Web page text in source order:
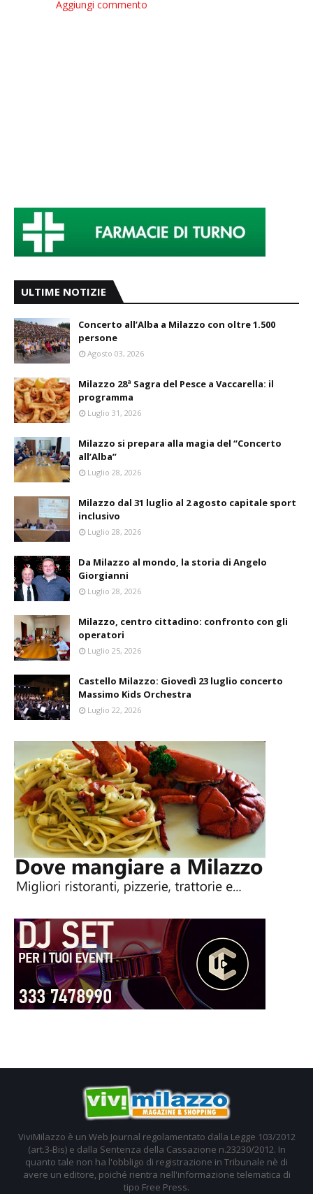
Aggiungi commento
ULTIME NOTIZIE
Concerto all’Alba a Milazzo con oltre 1.500
persone
Agosto 03, 2026
Milazzo 28ª Sagra del Pesce a Vaccarella: il
programma
Luglio 31, 2026
Milazzo si prepara alla magia del “Concerto
all’Alba”
Luglio 28, 2026
Milazzo dal 31 luglio al 2 agosto capitale sport
inclusivo
Luglio 28, 2026
Da Milazzo al mondo, la storia di Angelo
Giorgianni
Luglio 28, 2026
Milazzo, centro cittadino: confronto con gli
operatori
Luglio 25, 2026
Castello Milazzo: Giovedì 23 luglio concerto
Massimo Kids Orchestra
Luglio 22, 2026
ViviMilazzo è un Web Journal regolamentato dalla Legge 103/2012
(art.3-Bis) e dalla Sentenza della Cassazione n.23230/2012. In
quanto tale non ha l'obbligo di registrazione in Tribunale nè di
avere un editore, poiché rientra nell'informazione telematica di
tipo Free Press.